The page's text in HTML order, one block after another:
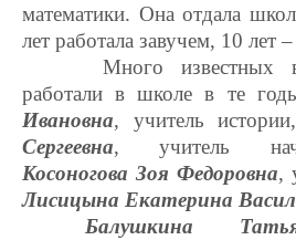
математики. Она отдала
лет работала завучем, 10 лет
Много известных
работали в школе в те
Ивановна, учитель
Сергеевна, учитель
Косоногова Зоя Федоровна,
Лисицына Екатерина
Балушкина